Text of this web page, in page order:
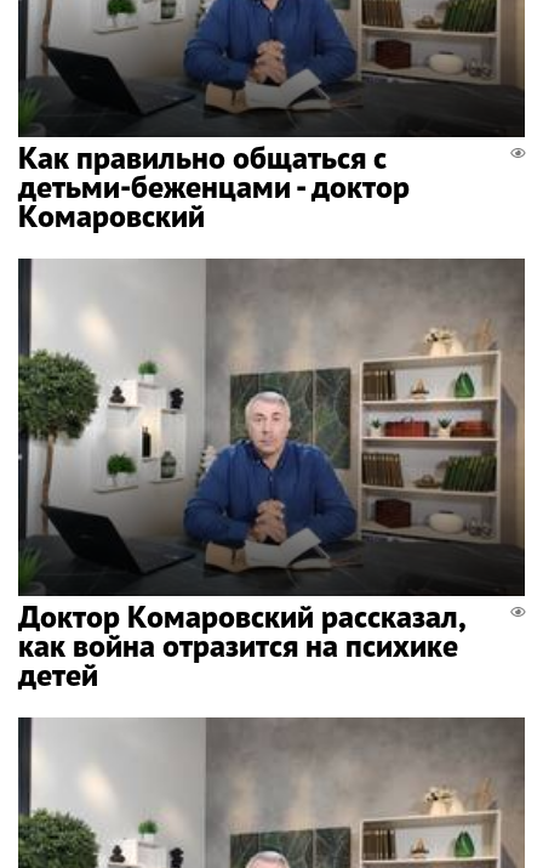
Как правильно общаться с
детьми-беженцами - доктор
Комаровский
Доктор Комаровский рассказал,
как война отразится на психике
детей